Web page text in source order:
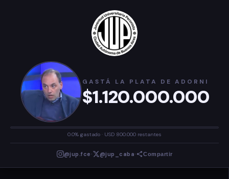
GASTÁ LA PLATA DE ADORNI
$1.120.000.000
0.0% gastado · USD 800.000 restantes
@jup.fce · @jup_caba· Compartir